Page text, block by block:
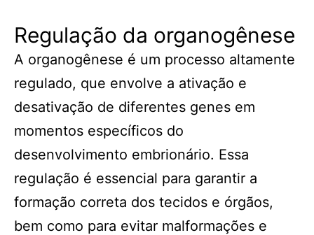
Regulação da organogênese
A organogênese é um processo altamente
regulado, que envolve a ativação e
desativação de diferentes genes em
momentos específicos do
desenvolvimento embrionário. Essa
regulação é essencial para garantir a
formação correta dos tecidos e órgãos,
bem como para evitar malformações e